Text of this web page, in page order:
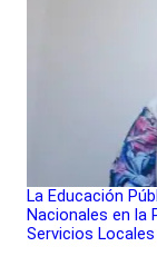
La Educación
Nacionales en la
Servicios Locales